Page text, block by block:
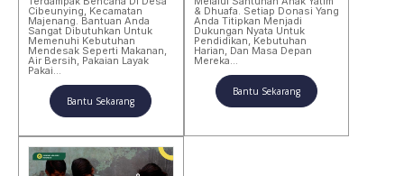
Cibeunying, Kecamatan
Majenang. Bantuan Anda
Sangat Dibutuhkan Untuk
Memenuhi Kebutuhan
Mendesak Seperti Makanan,
Air Bersih, Pakaian Layak
Pakai…
Bantu Sekarang
& Dhuafa. Setiap Donasi Yang
Anda Titipkan Menjadi
Dukungan Nyata Untuk
Pendidikan, Kebutuhan
Harian, Dan Masa Depan
Mereka…
Bantu Sekarang